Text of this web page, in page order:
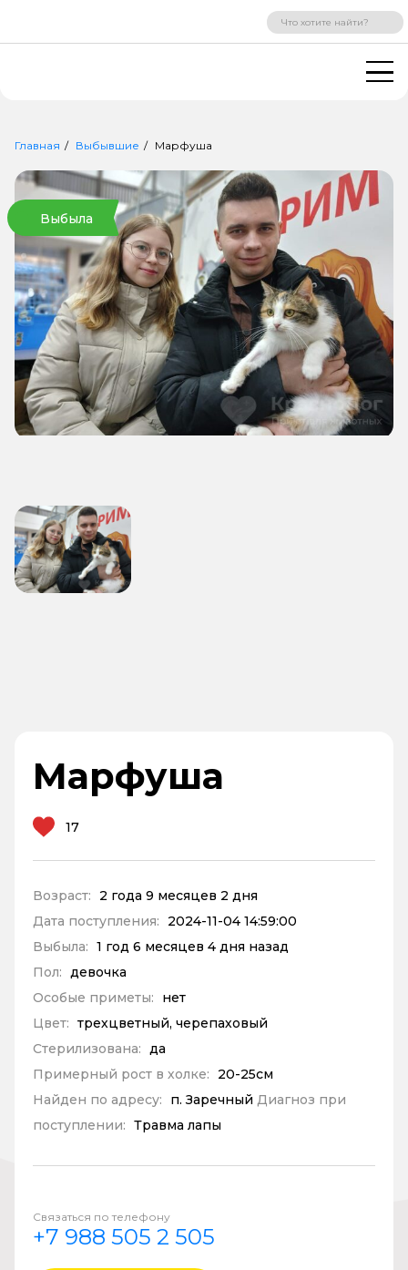
ВХОД РЕГИСТРАЦИЯ
Главная Выбывшие Марфуша
Выбыла
Марфуша
17
Возраст:
2 года 9 месяцев 2 дня
Дата поступления:
2024-11-04 14:59:00
Выбыла: 1 год 6 месяцев 4 дня назад
Пол: девочка
Особые приметы:
нет
Цвет: трехцветный, черепаховый
Стерилизована: да
Примерный рост в холке:
20-25см
Найден по адресу:
п. Заречный Диагноз при
поступлении: Травма лапы
Связаться по телефону
+7 988 505 2 505